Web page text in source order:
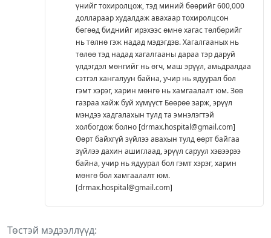
үнийг тохиролцож, тэд миний бөөрийг 600,000
доллараар худалдаж авахаар тохиролцсон
бөгөөд биднийг ирэхээс өмнө хагас төлбөрийг
нь төлнө гэж надад мэдэгдэв. Хагалгааных нь
төлөө тэд надад хагалгааны дараа тэр даруй
үлдэгдэл мөнгийг нь өгч, маш эрүүл, амьдралдаа
сэтгэл хангалуун байна, учир нь ядуурал бол
гэмт хэрэг, харин мөнгө нь хамгаалалт юм. Зөв
газраа хайж буй хүмүүст Бөөрөө зарж, эрүүл
мэндээ хадгалахын тулд та эмнэлэгтэй
холбогдож болно [drmax.hospital@gmail.com]
Өөрт байхгүй зүйлээ авахын тулд өөрт байгаа
зүйлээ дахин ашиглаад, эрүүл саруул хэвээрээ
байна, учир нь ядуурал бол гэмт хэрэг, харин
мөнгө бол хамгаалалт юм.
[drmax.hospital@gmail.com]
Төстэй мэдээллүүд: